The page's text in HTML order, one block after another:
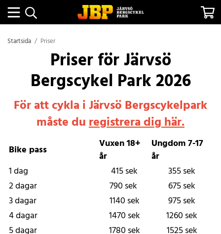
Startsida / Priser
Priser för Järvsö
Bergscykel Park 2026
För att cykla i Järvsö Bergscykelpark
måste duregistrera dig här.
Bike pass
Vuxen 18+
år
Ungdom 7-17
år
1 dag
415 sek 355sek
2 dagar
790 sek 675sek
3 dagar
1140 sek 975sek
4 dagar
1470 sek 1260 sek
5 dagar
1780 sek 1525sek